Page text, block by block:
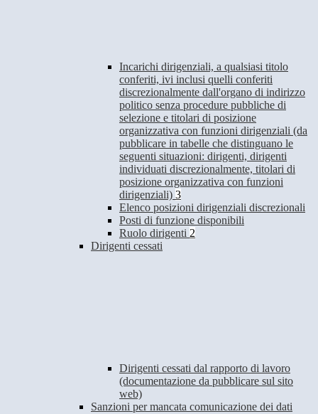
Incarichi dirigenziali, a qualsiasi titolo
conferiti, ivi inclusi quelli conferiti
discrezionalmente dall'organo di indirizzo
politico senza procedure pubbliche di
selezione e titolari di posizione
organizzativa con funzioni dirigenziali (da
pubblicare in tabelle che distinguano le
seguenti situazioni: dirigenti, dirigenti
individuati discrezionalmente, titolari di
posizione organizzativa con funzioni
dirigenziali) 3
Elenco posizioni dirigenziali discrezionali
Posti di funzione disponibili
Ruolo dirigenti 2
Dirigenti cessati
Dirigenti cessati dal rapporto di lavoro
(documentazione da pubblicare sul sito
web)
Sanzioni per mancata comunicazione dei dati